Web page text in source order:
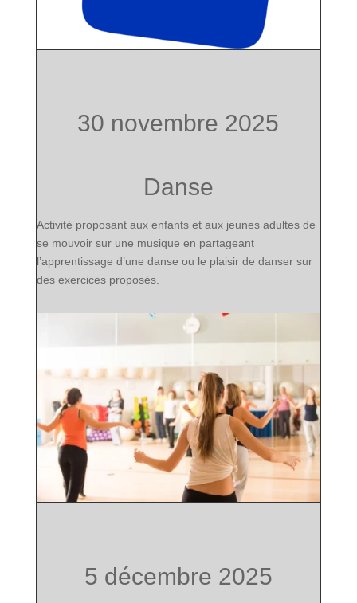
30 novembre 2025
Danse
Activité proposant aux enfants et aux jeunes adultesde
se mouvoir sur une musique en partageant
l’apprentissage d’une danse ou le plaisir de danser sur
des exercices proposés.
5 décembre 2025